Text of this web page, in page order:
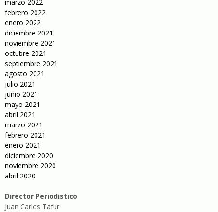
marzo 2022
febrero 2022
enero 2022
diciembre 2021
noviembre 2021
octubre 2021
septiembre 2021
agosto 2021
julio 2021
junio 2021
mayo 2021
abril 2021
marzo 2021
febrero 2021
enero 2021
diciembre 2020
noviembre 2020
abril 2020
Director Periodístico
Juan Carlos Tafur